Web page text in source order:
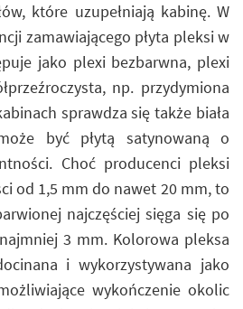
które uzupełniają kabinę. W
zamawiającego płyta pleksi w
jako plexi bezbarwna, plexi
np. przydymiona
sprawdza się także biała
być płytą satynowaną o
Choć producenci pleksi
od 1,5 mm do nawet 20 mm, to
najczęściej sięga się po
3 mm. Kolorowa pleksa
i wykorzystywana jako
wykończenie okolic